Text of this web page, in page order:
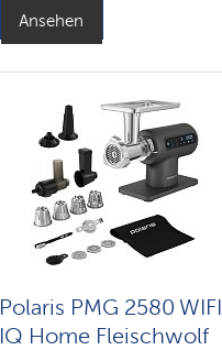
Ansehen
Polaris PMG 2580 WIFI
IQ Home Fleischwolf